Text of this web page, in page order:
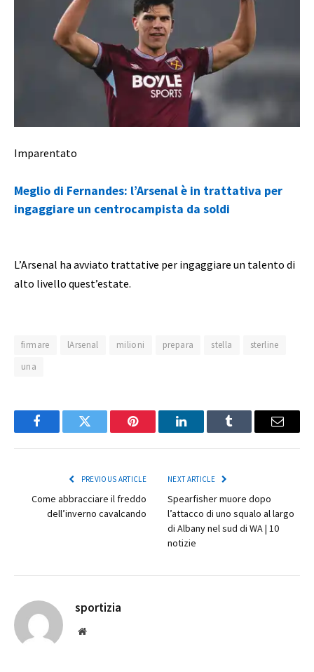
Imparentato
Meglio di Fernandes: l’Arsenal è in trattativa per
ingaggiare un centrocampista da soldi
L’Arsenal ha avviato trattative per ingaggiare un talento di
alto livello quest’estate.
firmare lArsenal milioni prepara stella
sterline
una
FacebookTwitter Pinterest LinkedInTumblr Email
PREVIOUS ARTICLE
Come abbracciare il freddo
dell’inverno cavalcando
NEXT ARTICLE
Spearfisher muore dopo
l’attacco di uno squalo al largo
di Albany nel sud di WA | 10
notizie
sportizia
Website